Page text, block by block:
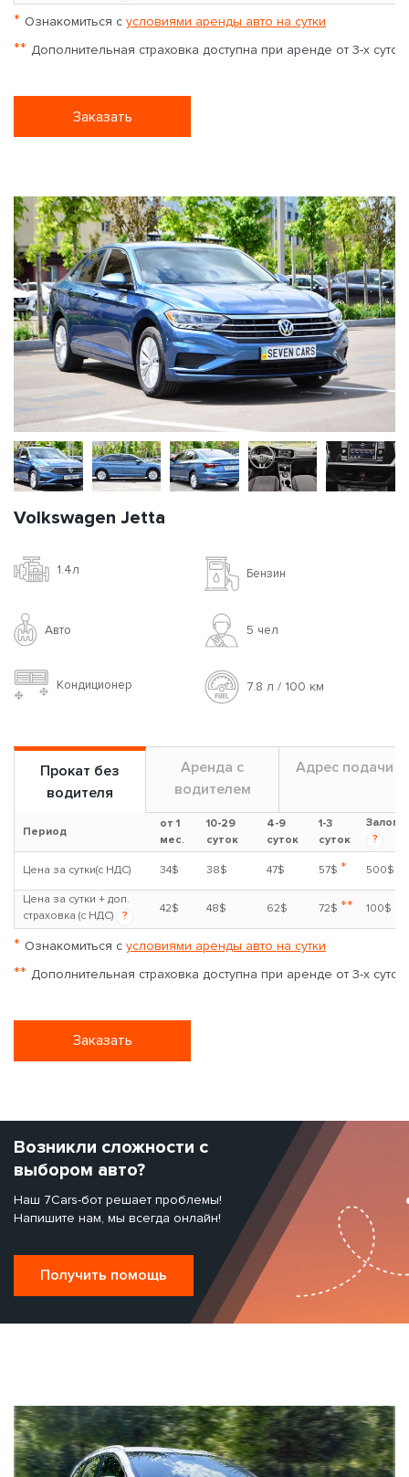
* Ознакомиться с условиями аренды авто на сутки
** Дополнительная страховка доступна при аренде от 3-х суток
Заказать
Volkswagen Jetta
1.4л Бензин
Авто 5 чел
Кондиционер 7.8 л / 100 км
Прокат без
водителя
Аренда с
водителем
Адрес подачи
Период
от 1
мес.
10-29
суток
4-9
суток
1-3
суток
Залог
?
Цена за сутки(с НДС) 34$ 38$ 47$ 57$ * 500$
Цена за сутки + доп.
страховка (с НДС)
?
42$ 48$ 62$ 72$ ** 100$
* Ознакомиться с условиями аренды авто на сутки
** Дополнительная страховка доступна при аренде от 3-х суток
Заказать
Возникли сложности с
выбором авто?
Наш 7Cars-бот решает проблемы!
Напишите нам, мы всегда онлайн!
Получить помощь